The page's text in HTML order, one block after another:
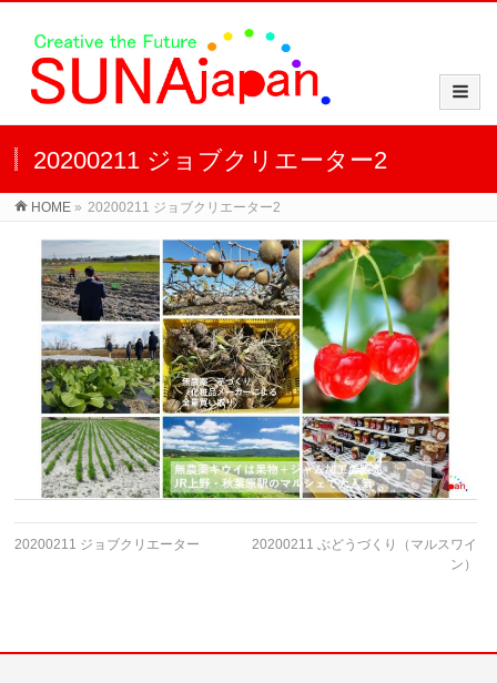
20200211 ジョブクリエーター2
HOME » 20200211 ジョブクリエーター2
20200211 ジョブクリエーター
20200211 ぶどうづくり（マルスワイ
ン）